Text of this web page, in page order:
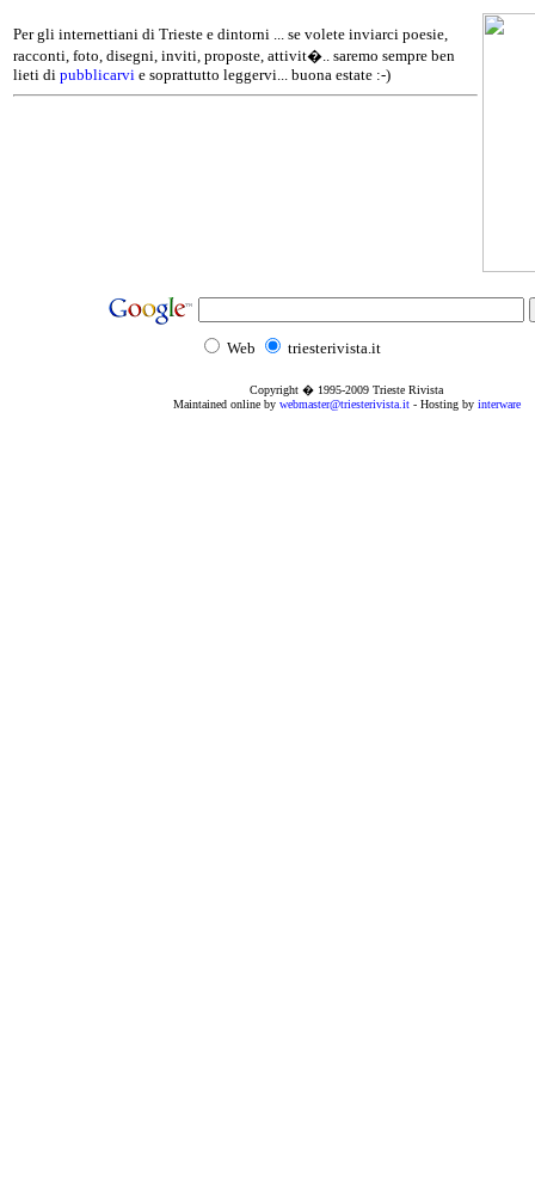
Per gli internettiani di Trieste e dintorni ... se volete inviarci poesie,
racconti, foto, disegni, inviti, proposte, attivit�.. saremo sempre ben
lieti di pubblicarvi e soprattutto leggervi... buona estate :-)
Web triesterivista.it
Copyright � 1995-2009 Trieste Rivista
Maintained online by webmaster@triesterivista.it- Hosting by interware